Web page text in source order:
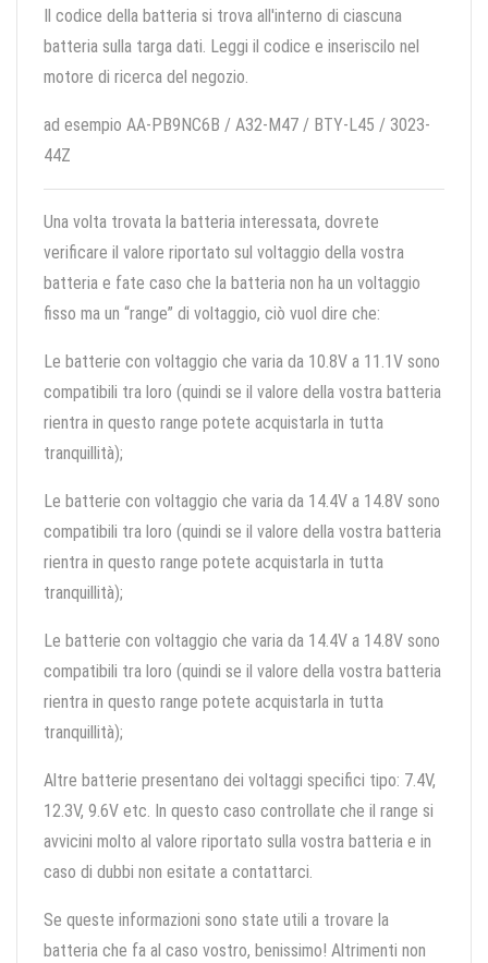
Il codice della batteria si trova all'interno di ciascuna
batteria sulla targa dati. Leggi il codice e inseriscilo nel
motore di ricerca del negozio.
ad esempio AA-PB9NC6B / A32-M47 / BTY-L45 / 3023-
44Z
Una volta trovata la batteria interessata, dovrete
verificare il valore riportato sul voltaggio della vostra
batteria e fate caso che la batteria non ha un voltaggio
fisso ma un “range” di voltaggio, ciò vuol dire che:
Le batterie con voltaggio che varia da 10.8V a 11.1V sono
compatibili tra loro (quindi se il valore della vostra batteria
rientra in questo range potete acquistarla in tutta
tranquillità);
Le batterie con voltaggio che varia da 14.4V a 14.8V sono
compatibili tra loro (quindi se il valore della vostra batteria
rientra in questo range potete acquistarla in tutta
tranquillità);
Le batterie con voltaggio che varia da 14.4V a 14.8V sono
compatibili tra loro (quindi se il valore della vostra batteria
rientra in questo range potete acquistarla in tutta
tranquillità);
Altre batterie presentano dei voltaggi specifici tipo: 7.4V,
12.3V, 9.6V etc. In questo caso controllate che il range si
avvicini molto al valore riportato sulla vostra batteria e in
caso di dubbi non esitate a contattarci.
Se queste informazioni sono state utili a trovare la
batteria che fa al caso vostro, benissimo! Altrimenti non